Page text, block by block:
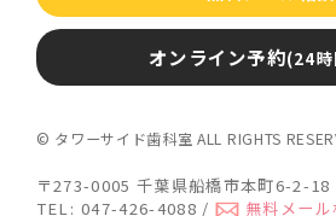
オンライン予約(24時
© タワーサイド歯科室 ALL RIGHTS
〒273-0005 千葉県船橋市本町6-2-
TEL: 047-426-4088 / 無料メール